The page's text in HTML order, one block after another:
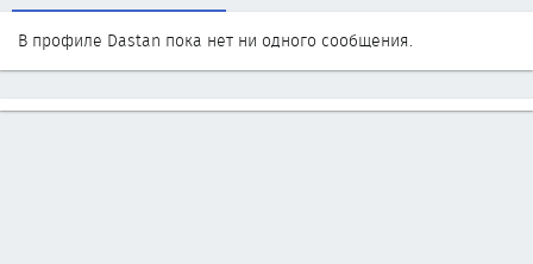
В профиле Dastan пока нет ни одного сообщения.